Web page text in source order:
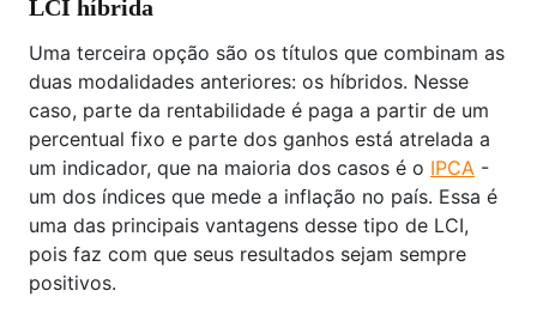
LCI híbrida
Uma terceira opção são os títulos que combinam as
duas modalidades anteriores: os híbridos. Nesse
caso, parte da rentabilidade é paga a partir de um
percentual fixo e parte dos ganhos está atrelada a
um indicador, que na maioria dos casos é o IPCA -
um dos índices que mede a inflação no país. Essa é
uma das principais vantagens desse tipo de LCI,
pois faz com que seus resultados sejam sempre
positivos.